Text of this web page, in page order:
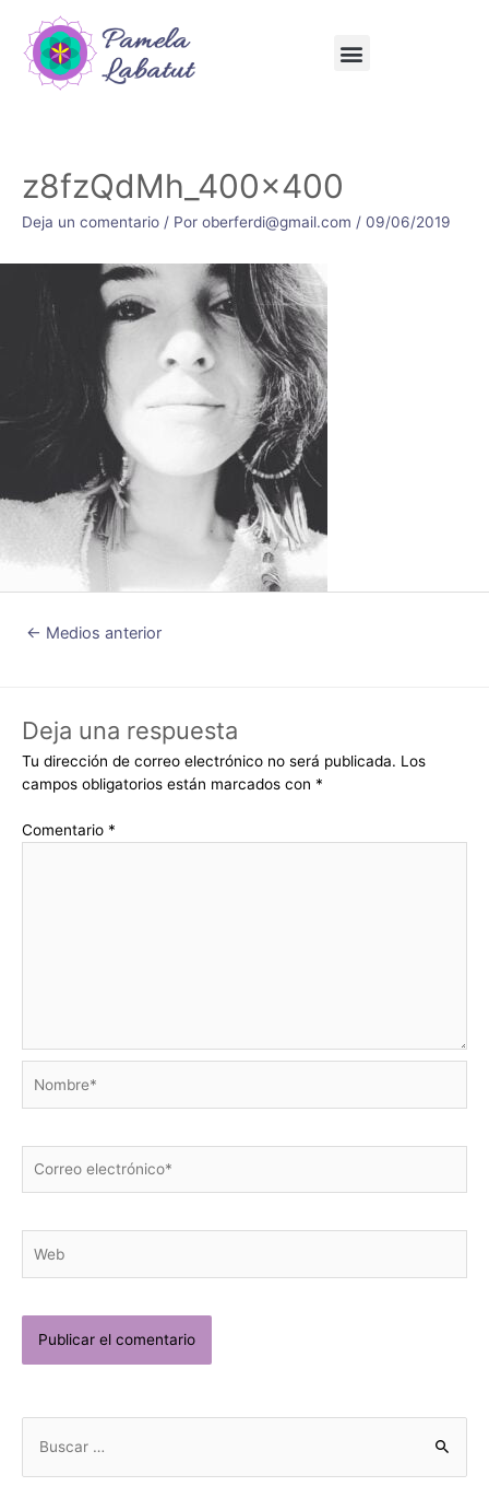
z8fzQdMh_400x400
Deja un comentario / Por oberferdi@gmail.com / 09/06/2019
← Medios anterior
Deja una respuesta
Tu dirección de correo electrónico no será publicada. Los
campos obligatorios están marcados con *
Comentario *